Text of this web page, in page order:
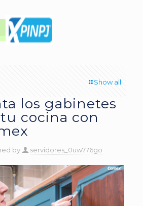
Show all
los gabinetes
cocina con
by servidores_0uw776go